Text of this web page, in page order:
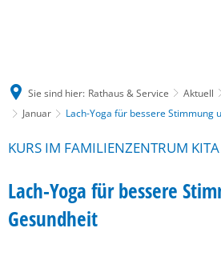
Sie sind hier: Rathaus & Service Aktuell
Januar
Lach-Yoga für bessere Stimmung
KURS IM FAMILIENZENTRUM
Lach-Yoga für bessere
Gesundheit